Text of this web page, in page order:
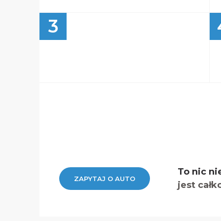
3
ZAPYTAJ O AUTO
To nic
jest